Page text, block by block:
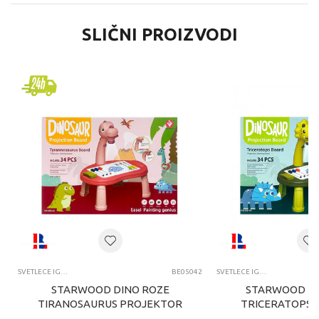
SLIČNI PROIZVODI
SVETLECE IGRACKE I ZIVOTINJE BE05042
STARWOOD DINO ROZE
TIRANOSAURUS PROJEKTOR
SVETLECE IGRACKE I ZIVOTINJE
STARWOOD
TRICERATOPS